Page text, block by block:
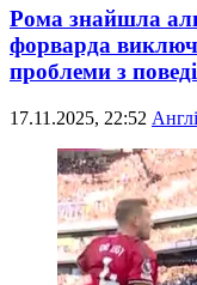
Рома знайшла
форварда
проблеми з
17.11.2025, 22:52